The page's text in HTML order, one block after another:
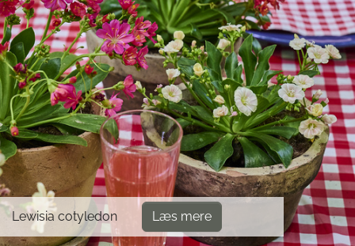
Lewisia cotyledon Læs mere